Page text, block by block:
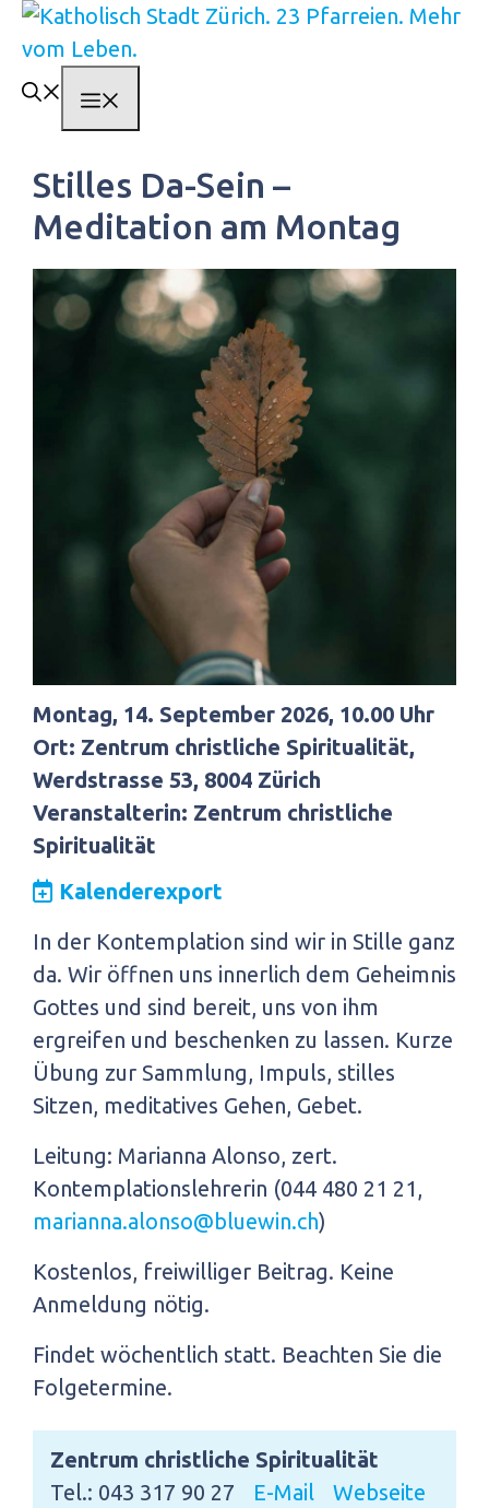
Springe
zum
Inhalt
Stilles Da-Sein –
Meditation am Montag
Montag, 14. September 2026, 10.00 Uhr
Ort: Zentrum christliche Spiritualität,
Werdstrasse 53, 8004 Zürich
Veranstalterin: Zentrum christliche
Spiritualität
Kalenderexport
In der Kontemplation sind wir in Stille ganz
da. Wir öffnen uns innerlich dem Geheimnis
Gottes und sind bereit, uns von ihm
ergreifen und beschenken zu lassen. Kurze
Übung zur Sammlung, Impuls, stilles
Sitzen, meditatives Gehen, Gebet.
Leitung: Marianna Alonso, zert.
Kontemplationslehrerin (044 480 21 21,
marianna.alonso@bluewin.ch)
Kostenlos, freiwilliger Beitrag. Keine
Anmeldung nötig.
Findet wöchentlich statt. Beachten Sie die
Folgetermine.
Zentrum christliche Spiritualität
Tel.: 043 317 90 27
E-Mail Webseite